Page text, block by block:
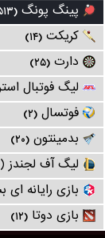
پینگ پونگ (۵۱۳)
کریکت (۱۴)
دارت (۲۵)
لیگ فوتبال
فوتسال (۲)
بدمینتون (۲۰)
لیگ آف لجندز (League of Legend)
بازی رایانه ای
بازی دوتا (۱۲)